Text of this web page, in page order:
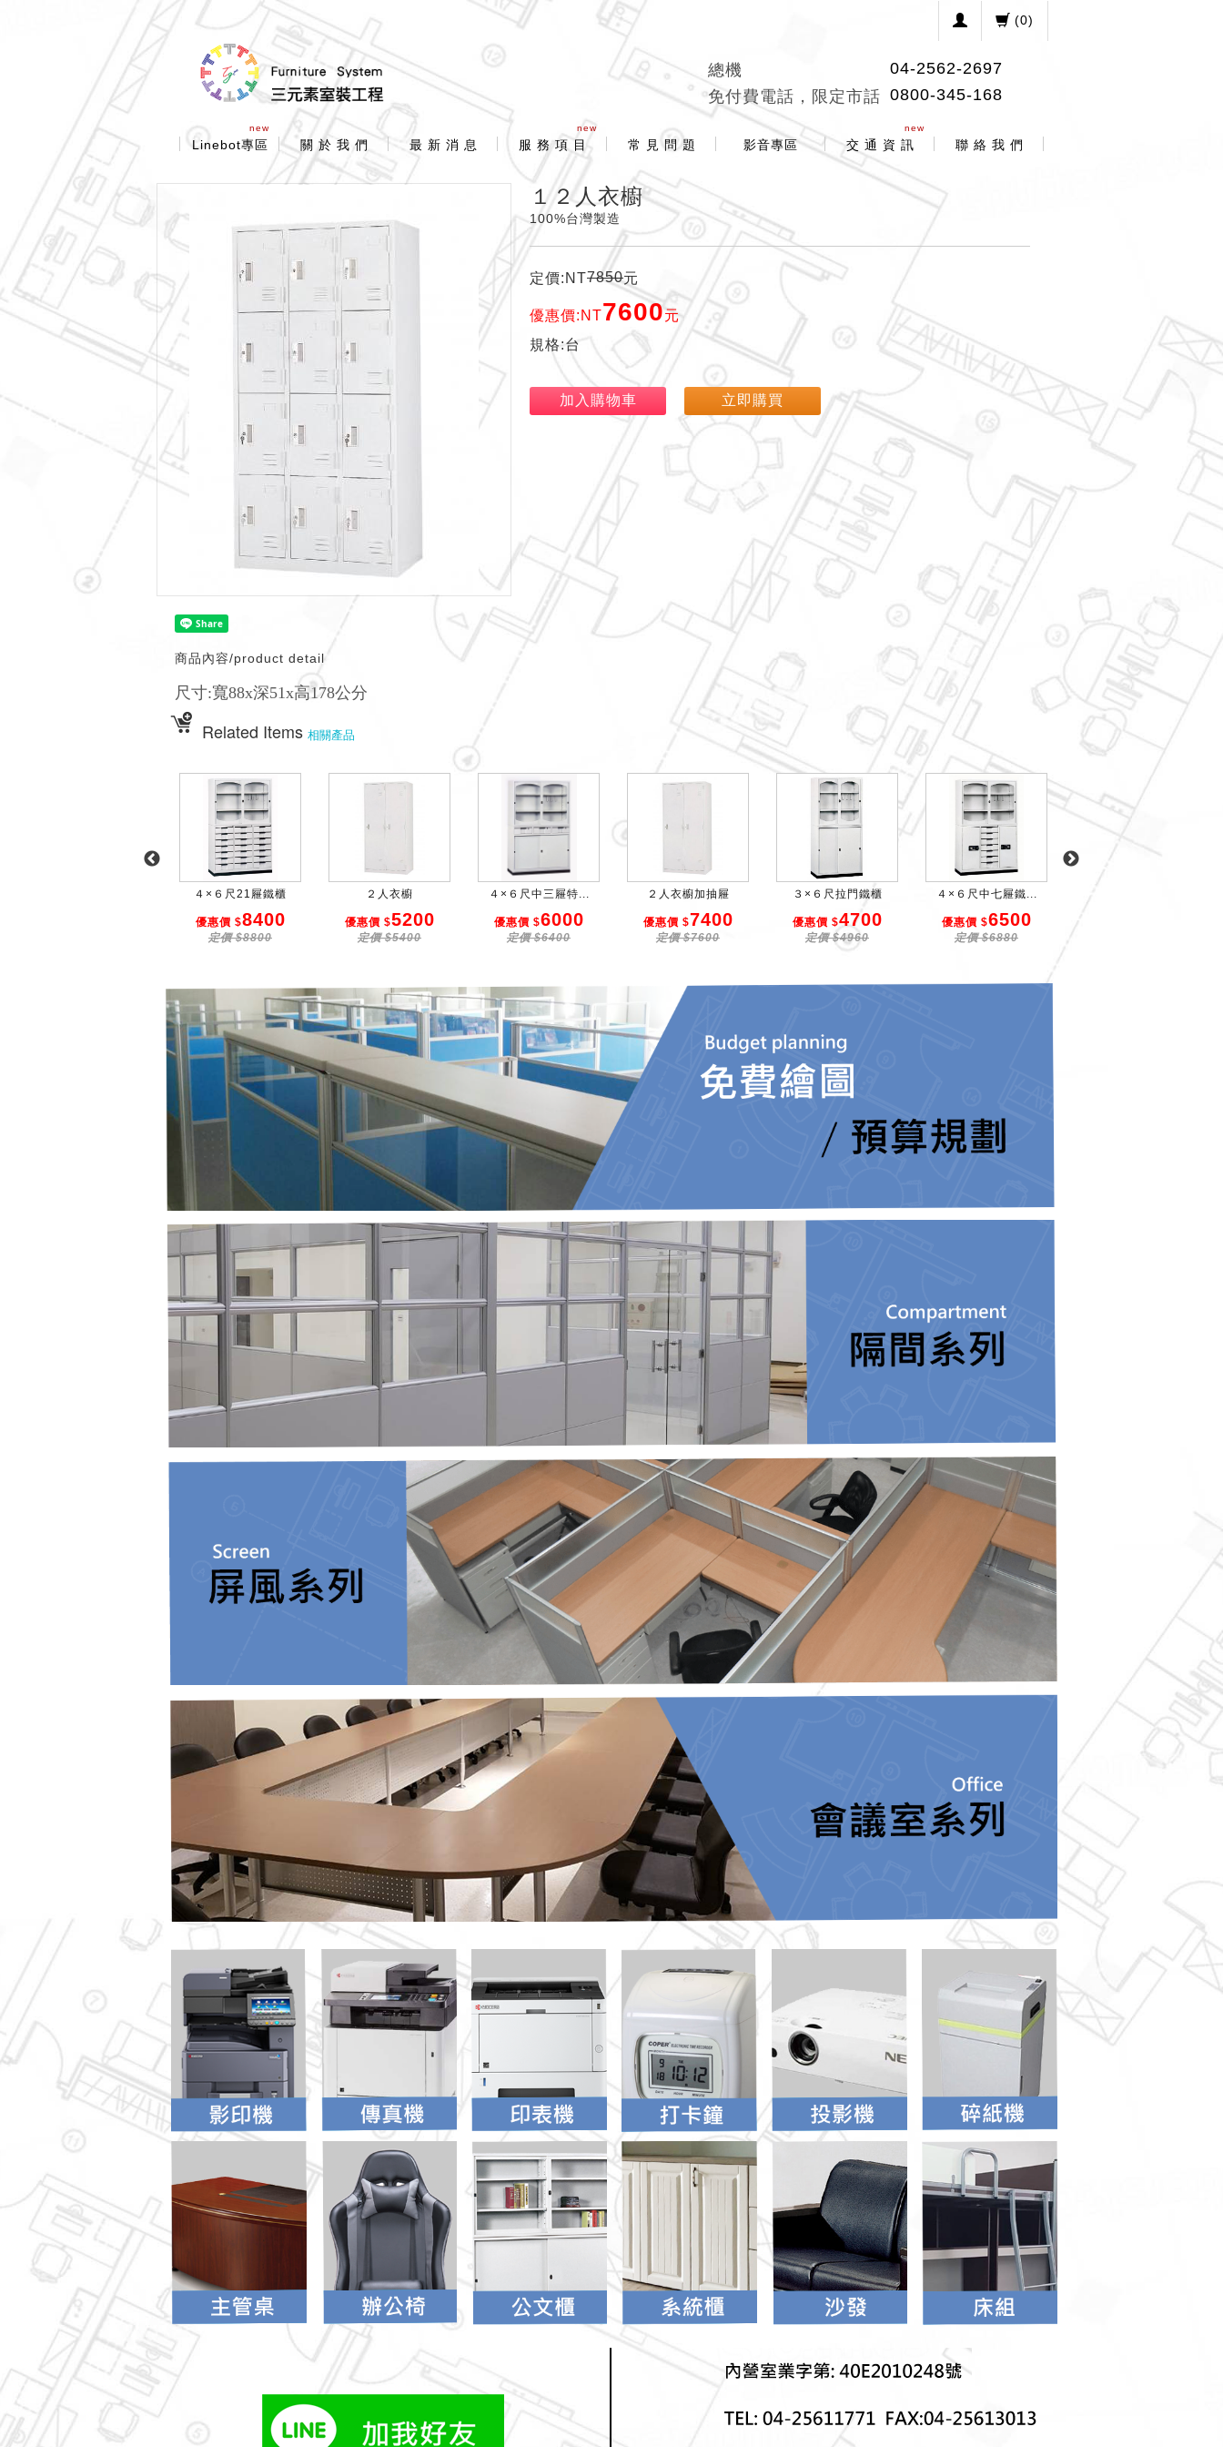
(0)
總機
04-2562-2697
免付費電話，限定市話 0800-345-168
new
Linebot專區 關 於 我 們 最 新 消 息
new
服 務 項 目 常 見 問 題 影音專區
new
交 通 資 訊 聯 絡 我 們
１２人衣櫥
100%台灣製造
定價:NT7850元
優惠價:NT7600元
規格:台
加入購物車 立即購買
商品內容/product detail
尺寸:寬88x深51x高178公分
Related Items 相關產品
４×６尺21屜鐵櫃
優惠價 $8400
定價 $8800
２人衣櫥
優惠價 $5200
定價 $5400
４×６尺中三屜特...
優惠價 $6000
定價 $6400
２人衣櫥加抽屜
優惠價 $7400
定價 $7600
３×６尺拉門鐵櫃
優惠價 $4700
定價 $4960
４×６尺中七屜鐵...
優惠價 $6500
定價 $6880